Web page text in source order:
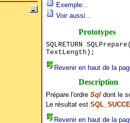
Exemple...
Voir aussi...
Prototypes
SQLRETURN
TextLength);
Revenir en haut de la
Description
Prépare l'ordre Sqldont le
Le résultat est
Revenir en haut de la